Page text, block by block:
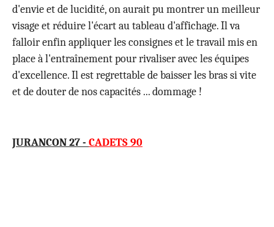
d'envie et de lucidité, on aurait pu montrer un meilleur
visage et réduire l'écart au tableau d'affichage. Il va
falloir enfin appliquer les consignes et le travail mis en
place à l'entraînement pour rivaliser avec les équipes
d'excellence. Il est regrettable de baisser les bras si vite
et de douter de nos capacités ... dommage !
JURANCON 27 - CADETS 90